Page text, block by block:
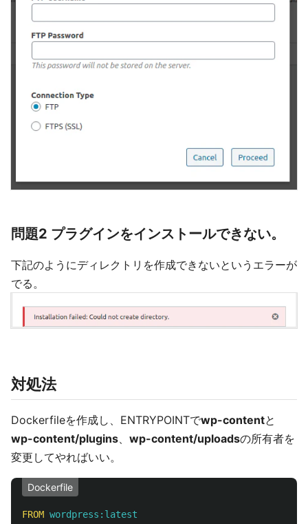
問題2 プラグインをインストールできない。
下記のようにディレクトリを作成できないというエラーが
でる。
対処法
Dockerfileを作成し、ENTRYPOINTでwp-contentと
wp-content/plugins、 wp-content/uploadsの所有者を
変更してやればいい。
Dockerfile
FROM wordpress:latest